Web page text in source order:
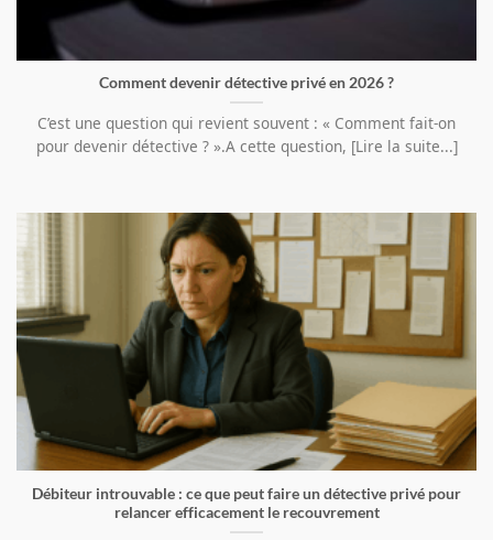
Comment devenir détective privé en 2026 ?
C’est une question qui revient souvent : « Comment fait-on
pour devenir détective ? ».A cette question, [Lire la suite...]
Débiteur introuvable : ce que peut faire un détective privé pour
relancer efficacement le recouvrement